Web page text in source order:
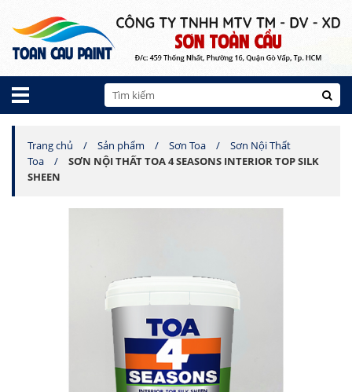
Trang chủ Sản phẩm Sơn Toa
Sơn Nội Thất
Toa
SƠN NỘI THẤT TOA 4 SEASONS INTERIOR TOP SILK
SHEEN